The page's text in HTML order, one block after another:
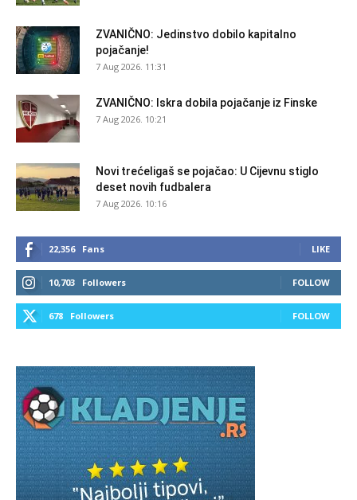
ZVANIČNO: Jedinstvo dobilo kapitalno
pojačanje!
7 Aug 2026. 11:31
ZVANIČNO: Iskra dobila pojačanje iz Finske
7 Aug 2026. 10:21
Novi trećeligaš se pojačao: U Cijevnu stiglo
deset novih fudbalera
7 Aug 2026. 10:16
22,356 Fans LIKE
10,703 Followers FOLLOW
678 Followers FOLLOW